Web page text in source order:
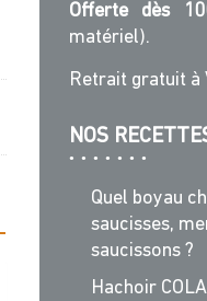
Offerte dès
matériel).
Retrait gratuit à
NOS
Quel boyau
saucisses,
saucissons ?
Hachoir